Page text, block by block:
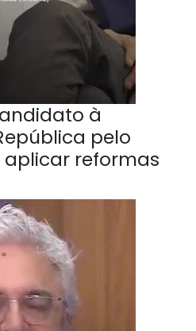
à
pelo
aplicar reformas